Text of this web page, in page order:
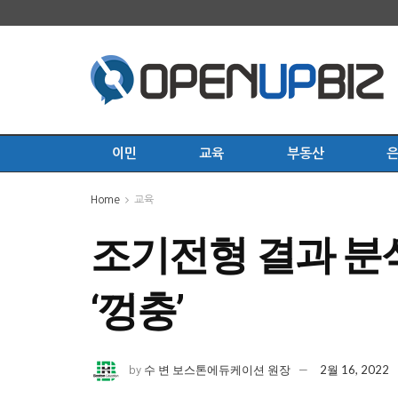
이민 교육 부동산
Home 교육
조기전형 결과
‘껑충’
by 수 변 보스톤에듀케이션 원장 2월 16, 2022